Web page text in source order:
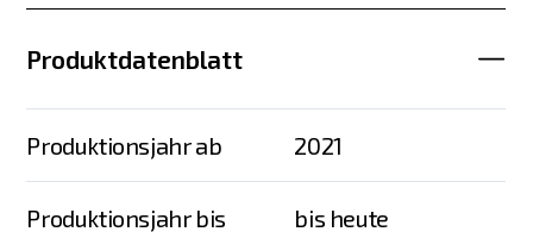
Produktdatenblatt
Produktionsjahr ab 2021
Produktionsjahr bis bis heute